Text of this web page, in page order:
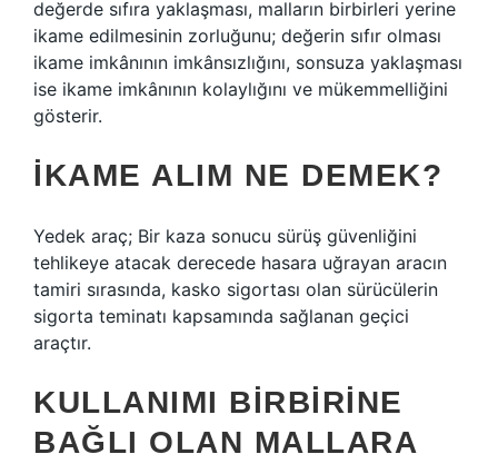
değerde sıfıra yaklaşması, malların birbirleri yerine
ikame edilmesinin zorluğunu; değerin sıfır olması
ikame imkânının imkânsızlığını, sonsuza yaklaşması
ise ikame imkânının kolaylığını ve mükemmelliğini
gösterir.
İKAME ALIM NE DEMEK?
Yedek araç; Bir kaza sonucu sürüş güvenliğini
tehlikeye atacak derecede hasara uğrayan aracın
tamiri sırasında, kasko sigortası olan sürücülerin
sigorta teminatı kapsamında sağlanan geçici
araçtır.
KULLANIMI BIRBIRINE
BAĞLI OLAN MALLARA